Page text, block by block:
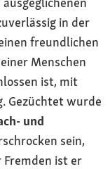
in der
freundlichen
Menschen
ist, mit
Gezüchtet wurde
und
sein,
ist er